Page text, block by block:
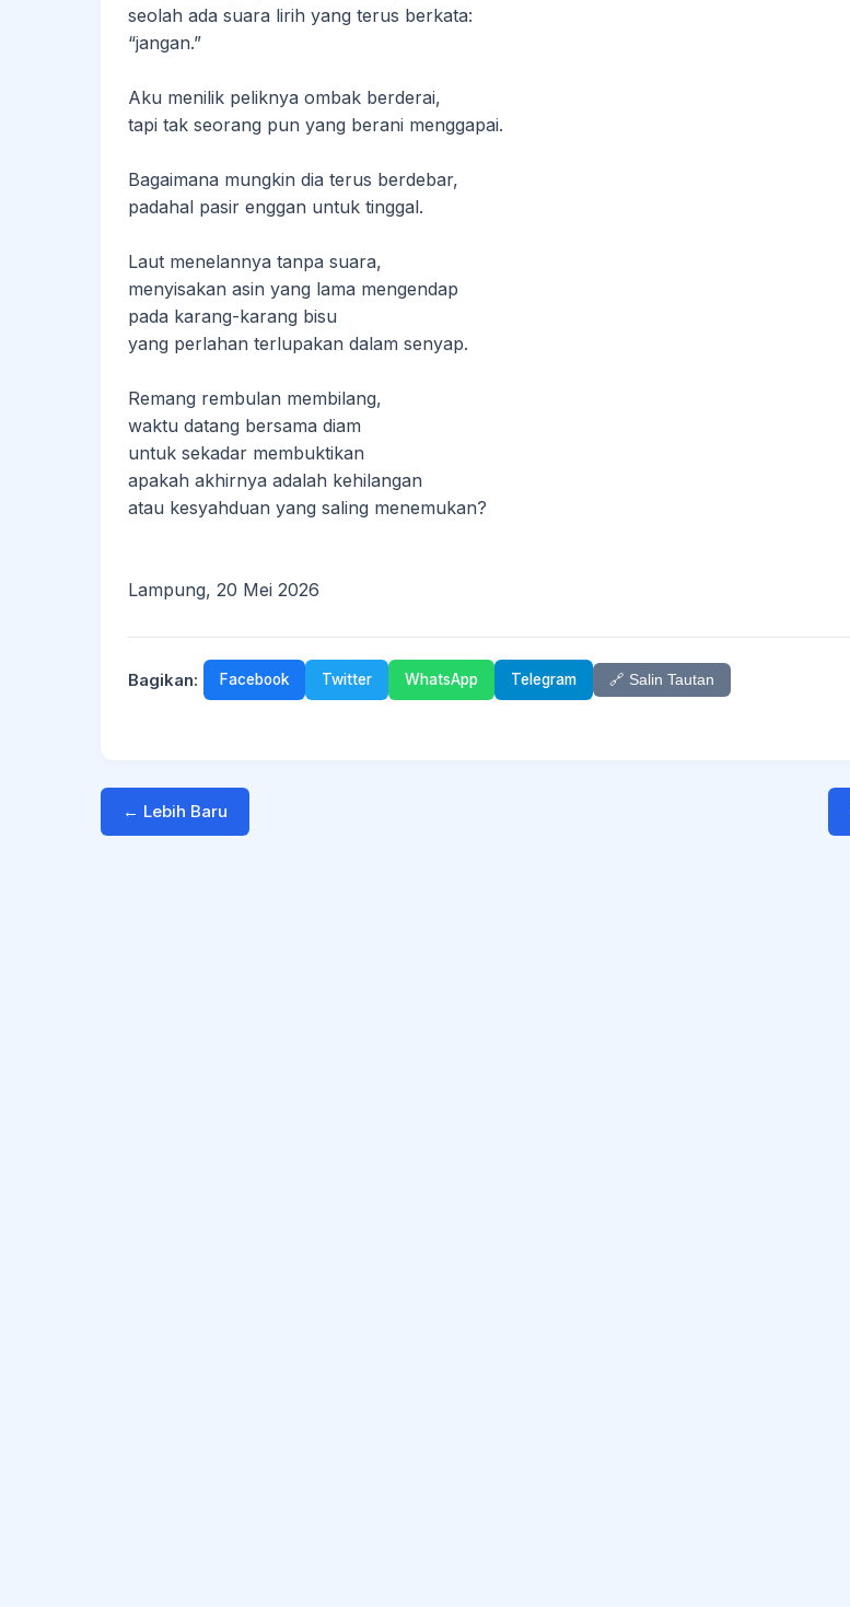
seolah ada suara lirih yang terus berkata:
“jangan.”
Aku menilik peliknya ombak berderai,
tapi tak seorang pun yang berani menggapai.
Bagaimana mungkin dia terus berdebar,
padahal pasir enggan untuk tinggal.
Laut menelannya tanpa suara,
menyisakan asin yang lama mengendap
pada karang-karang bisu
yang perlahan terlupakan dalam senyap.
Remang rembulan membilang,
waktu datang bersama diam
untuk sekadar membuktikan
apakah akhirnya adalah kehilangan
atau kesyahduan yang saling menemukan?
Lampung, 20 Mei 2026
Bagikan: Facebook Twitter WhatsApp Telegram 🔗 Salin Tautan
← Lebih Baru